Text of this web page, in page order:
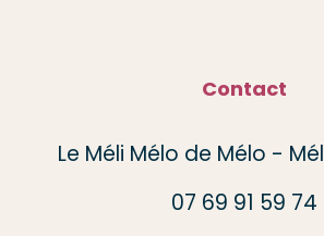
Contact
Le Méli Mélo de Mélo -
07 69 91 59 74